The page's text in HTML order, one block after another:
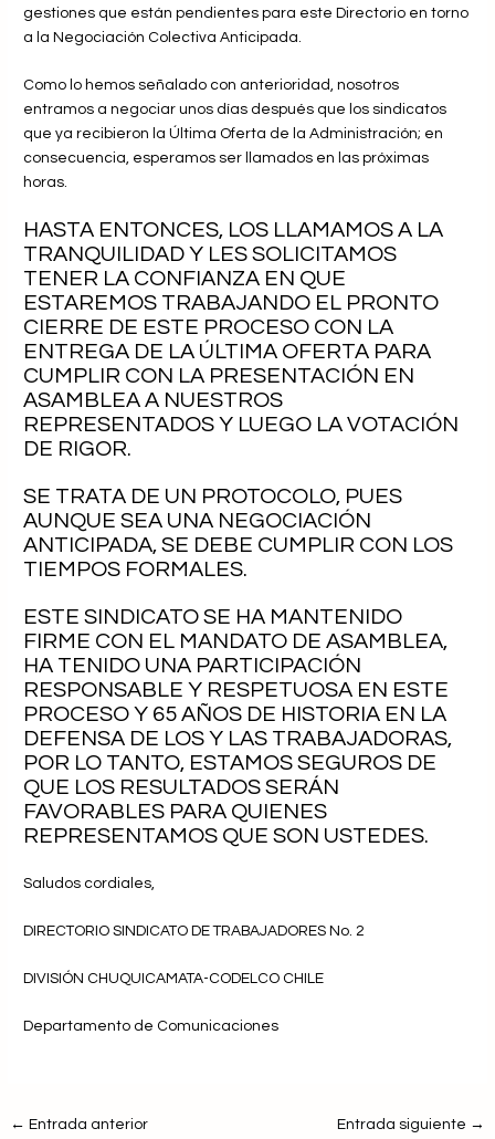
gestiones que están pendientes para este Directorio en torno
a la Negociación Colectiva Anticipada.
Como lo hemos señalado con anterioridad, nosotros
entramos a negociar unos días después que los sindicatos
que ya recibieron la Última Oferta de la Administración; en
consecuencia, esperamos ser llamados en las próximas
horas.
HASTA ENTONCES, LOS LLAMAMOS A LA
TRANQUILIDAD Y LES SOLICITAMOS
TENER LA CONFIANZA EN QUE
ESTAREMOS TRABAJANDO EL PRONTO
CIERRE DE ESTE PROCESO CON LA
ENTREGA DE LA ÚLTIMA OFERTA PARA
CUMPLIR CON LA PRESENTACIÓN EN
ASAMBLEA A NUESTROS
REPRESENTADOS Y LUEGO LA VOTACIÓN
DE RIGOR.
SE TRATA DE UN PROTOCOLO, PUES
AUNQUE SEA UNA NEGOCIACIÓN
ANTICIPADA, SE DEBE CUMPLIR CON LOS
TIEMPOS FORMALES.
ESTE SINDICATO SE HA MANTENIDO
FIRME CON EL MANDATO DE ASAMBLEA,
HA TENIDO UNA PARTICIPACIÓN
RESPONSABLE Y RESPETUOSA EN ESTE
PROCESO Y 65 AÑOS DE HISTORIA EN LA
DEFENSA DE LOS Y LAS TRABAJADORAS,
POR LO TANTO, ESTAMOS SEGUROS DE
QUE LOS RESULTADOS SERÁN
FAVORABLES PARA QUIENES
REPRESENTAMOS QUE SON USTEDES.
Saludos cordiales,
DIRECTORIO SINDICATO DE TRABAJADORES No. 2
DIVISIÓN CHUQUICAMATA-CODELCO CHILE
Departamento de Comunicaciones
← Entrada anterior Entrada siguiente →